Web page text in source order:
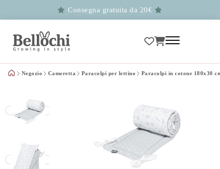
Consegna gratuita da 20€
Negozio Cameretta Paracolpi per lettino Paracolpi in cotone 180x30